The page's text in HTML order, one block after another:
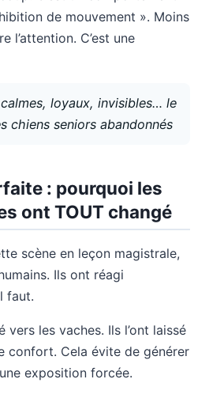
de mouvement ». Moins
l’attention. C’est une
loyaux, invisibles… le
chiens seniors abandonnés
: pourquoi les
ont TOUT changé
scène en leçon magistrale,
Ils ont réagi
faut.
vers les vaches. Ils l’ont laissé
confort. Cela évite de générer
exposition forcée.